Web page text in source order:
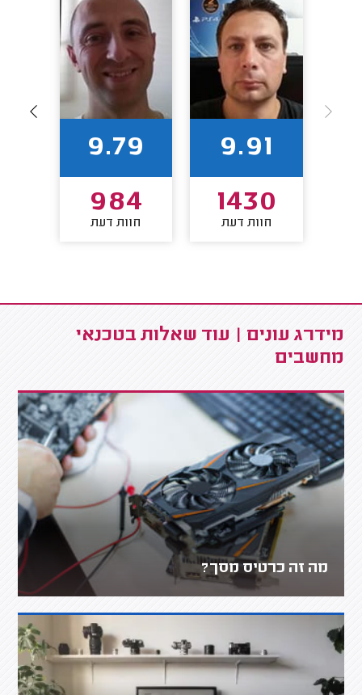
9.91
1430
חוות דעת
9.79
984
חוות דעת
מידרג עונים | עוד שאלות בטכנאי
מחשבים
מה זה כרטיס מסך?